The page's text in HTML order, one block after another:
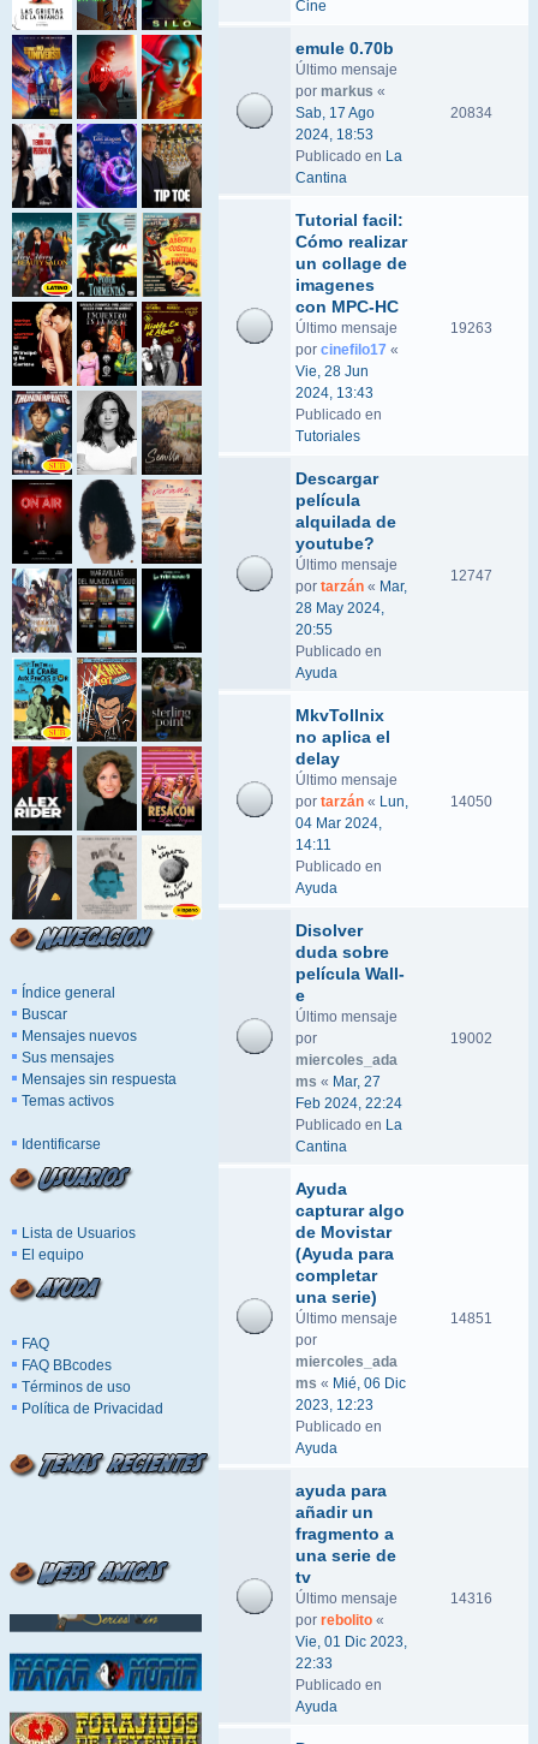
Índice general
Buscar
Mensajes nuevos
Sus mensajes
Mensajes sin respuesta
Temas activos
Identificarse
Lista de Usuarios
El equipo
FAQ
FAQ BBcodes
Términos de uso
Política de Privacidad
Cine
emule 0.70b
Último mensaje
por markus «
Sab, 17 Ago
2024, 18:53
Publicado en La
Cantina
20834
Tutorial facil:
Cómo realizar
un collage de
imagenes
con MPC-HC
Último mensaje
por cinefilo17 «
Vie, 28 Jun
2024, 13:43
Publicado en
Tutoriales
19263
Descargar
película
alquilada de
youtube?
Último mensaje
por tarzán « Mar,
28 May 2024,
20:55
Publicado en
Ayuda
12747
MkvTollnix
no aplica el
delay
Último mensaje
por tarzán « Lun,
04 Mar 2024,
14:11
Publicado en
Ayuda
14050
Disolver
duda sobre
película Wall-
e
Último mensaje
por
miercoles_ada
ms « Mar, 27
Feb 2024, 22:24
Publicado en La
Cantina
19002
Ayuda
capturar algo
de Movistar
(Ayuda para
completar
una serie)
Último mensaje
por
miercoles_ada
ms « Mié, 06 Dic
2023, 12:23
Publicado en
Ayuda
14851
ayuda para
añadir un
fragmento a
una serie de
tv
Último mensaje
por rebolito «
Vie, 01 Dic 2023,
22:33
Publicado en
Ayuda
14316